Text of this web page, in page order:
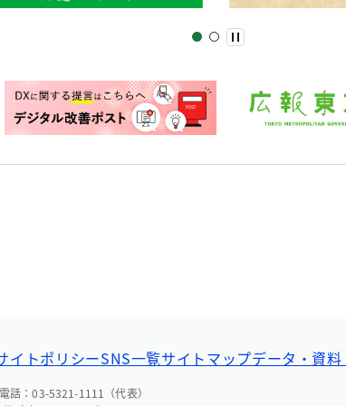
イトポリシーSNS一覧サイトマップデータ・資
話：03-5321-1111（代表）